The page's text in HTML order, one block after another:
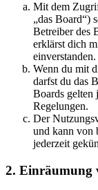
Mit dem
„das Board“)
Betreiber des
erklärst dich
einverstanden.
Wenn du mit
darfst du das
Boards gelten
Regelungen.
Der
und kann von
jederzeit
2. Einräumung